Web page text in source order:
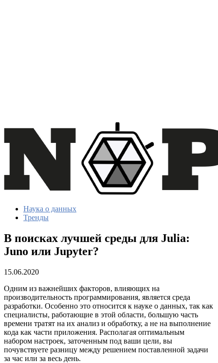
Наука о данных
Тренды
В поисках лучшей среды для Julia:
Juno или Jupyter?
15.06.2020
Одним из важнейших факторов, влияющих на
производительность программирования, является среда
разработки. Особенно это относится к науке о данных, так как
специалисты, работающие в этой области, большую часть
времени тратят на их анализ и обработку, а не на выполнение
кода как части приложения. Располагая оптимальным
набором настроек, заточенным под ваши цели, вы
почувствуете разницу между решением поставленной задачи
за час или за весь день.